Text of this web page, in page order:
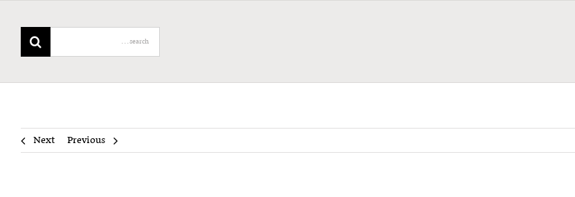
Search
for:
Previous
Next